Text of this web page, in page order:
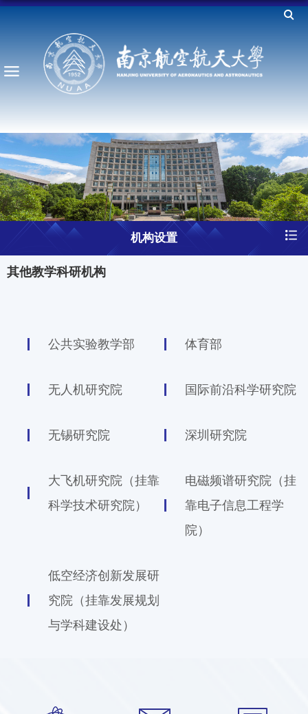
机构设置
其他教学科研机构
公共实验教学部 体育部
无人机研究院 国际前沿科学研究院
无锡研究院 深圳研究院
大飞机研究院 （挂靠
科学技术研究院）
电磁频谱研究院 （挂
靠电子信息工程学
院）
低空经济创新发展研
究院 （挂靠发展规划
与学科建设处）